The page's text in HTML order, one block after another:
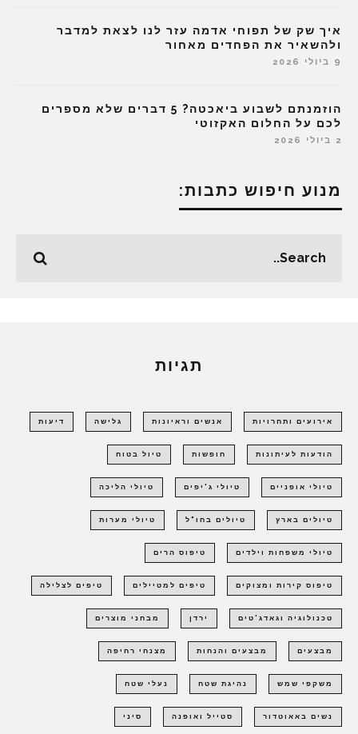
איך שק של תפוחי אדמה עזר לנו לצאת למדבר
ולהשאיר את הפחדים מאחור
9 ביולי 2026
הוזמנתם לשבוע ביאכטה? 5 דברים שלא מספרים
לכם על החלום האקזוטי
2 ביולי 2026
מנוע חיפוש כתבות:
תגיות
אירועים ותחרויות אנשים וראיונות גלישה דיעות
הודעות לעיתונות חופשות טיול בטוח
טיולי אופניים טיולי ג'יפים טיולי הליכה
טיולים בארץ טיולים בחו"ל טיולי מערות
טיולי משפחות וילדים טיפוס הרים
טיפוס קירות ומצוקים טיפים למטיילים טיפים לצלילה
טכנולוגיה וגאדג'טים ירדן מבחני מוצרים
מבצעים מבצעים והנחות מצנחי רחיפה
משקפי שמש נהיגת שטח נעלי שטח
נשים באאוטדור סטייל ואופנה סיני